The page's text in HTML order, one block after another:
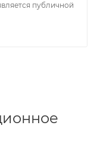
публичной